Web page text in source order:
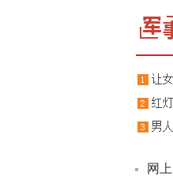
网